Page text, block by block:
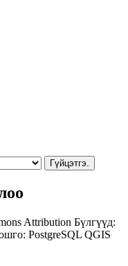
Гүйцэтгэ.
Attribution Бүлгүүд:
PostgreSQL QGIS